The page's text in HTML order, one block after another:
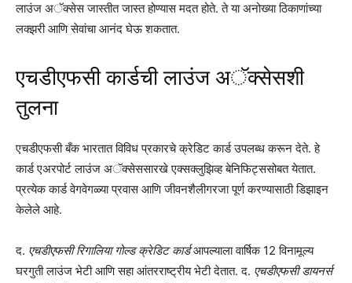
लाउंज अॅक्सेस जास्तीत जास्त होण्यास मदत होते. ते या अनोख्या ठिकाणांच्या
लक्झरी आणि सेवांचा आनंद घेऊ शकतात.
एचडीएफसी कार्डची लाउंज अॅक्सेसशी
तुलना
एचडीएफसी बँक भारतात विविध प्रकारचे क्रेडिट कार्ड उपलब्ध करून देते. हे
कार्ड एअरपोर्ट लाउंज अॅक्सेससारखे एक्सक्लुझिव्ह बेनिफिट्ससोबत येतात.
प्रत्येक कार्ड वेगवेगळ्या प्रवास आणि जीवनशैलीगरजा पूर्ण करण्यासाठी डिझाइन
केलेले आहे.
द. एचडीएफसी रिगालिया गोल्ड क्रेडिट कार्डआपल्याला वार्षिक 12 विनामूल्य
घरगुती लाउंज भेटी आणि सहा आंतरराष्ट्रीय भेटी देतात. द. एचडीएफसी डायनर्स